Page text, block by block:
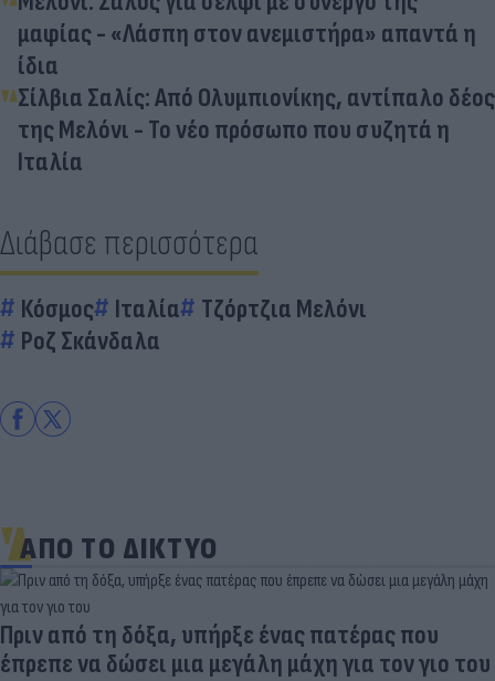
μαφίας - «Λάσπη στον ανεμιστήρα» απαντά η
ίδια
Σίλβια Σαλίς: Από Ολυμπιονίκης, αντίπαλο δέος
της Μελόνι - Το νέο πρόσωπο που συζητά η
Ιταλία
Διάβασε περισσότερα
Κόσμος Ιταλία
Τζόρτζια Μελόνι
Ροζ Σκάνδαλα
ΑΠΟ ΤΟ ΔΙΚΤΥΟ
Πριν από τη δόξα, υπήρξε ένας πατέρας που
έπρεπε να δώσει μια μεγάλη μάχη για τον γιο του